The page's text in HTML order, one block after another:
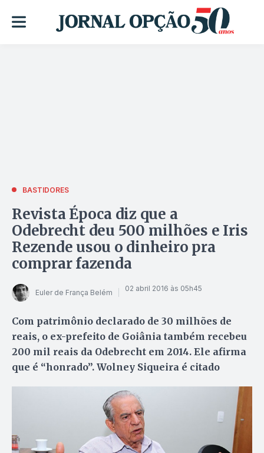
BASTIDORES
Revista Época diz que a
Odebrecht deu 500 milhões e Iris
Rezende usou o dinheiro pra
comprar fazenda
Euler de França Belém 02 abril 2016 às 05h45
Com patrimônio declarado de 30 milhões de
reais, o ex-prefeito de Goiânia também recebeu
200 mil reais da Odebrecht em 2014. Ele afirma
que é “honrado”. Wolney Siqueira é citado